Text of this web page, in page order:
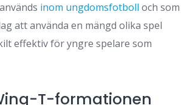
inom ungdomsfotboll och som
att använda en mängd olika spel
effektiv för yngre spelare som
T-formationen